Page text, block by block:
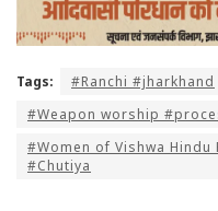
Tags:
#Ranchi #jharkhand
#Weapon worship
#Women of Vishwa
#Chutiya